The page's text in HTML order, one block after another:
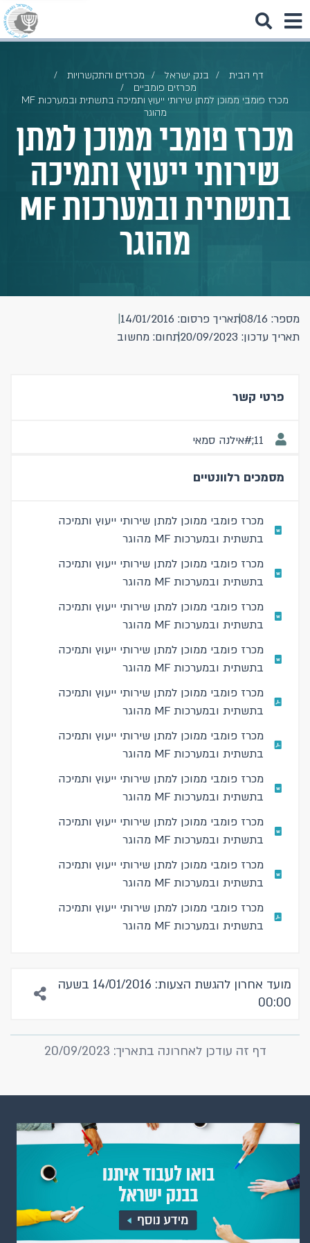
דף הבית בנק ישראל
מכרזים והתקשרויות
מכרזים פומביים
מכרז פומבי ממוכן למתן שירותי ייעוץ ותמיכה בתשתית ובמערכות MF
מהוגר
מכרז פומבי ממוכן למתן
שירותי ייעוץ ותמיכה
בתשתית ובמערכות MF
מהוגר
מספר: 08/16
תאריך פרסום: 14/01/2016
תאריך עדכון: 20/09/2023
תחום: מחשוב
פרטי קשר
11;#אילנה סמאי
מסמכים רלוונטיים
מכרז פומבי ממוכן למתן שירותי ייעוץ ותמיכה
בתשתית ובמערכות MF מהוגר
מכרז פומבי ממוכן למתן שירותי ייעוץ ותמיכה
בתשתית ובמערכות MF מהוגר
מכרז פומבי ממוכן למתן שירותי ייעוץ ותמיכה
בתשתית ובמערכות MF מהוגר
מכרז פומבי ממוכן למתן שירותי ייעוץ ותמיכה
בתשתית ובמערכות MF מהוגר
מכרז פומבי ממוכן למתן שירותי ייעוץ ותמיכה
בתשתית ובמערכות MF מהוגר
מכרז פומבי ממוכן למתן שירותי ייעוץ ותמיכה
בתשתית ובמערכות MF מהוגר
מכרז פומבי ממוכן למתן שירותי ייעוץ ותמיכה
בתשתית ובמערכות MF מהוגר
מכרז פומבי ממוכן למתן שירותי ייעוץ ותמיכה
בתשתית ובמערכות MF מהוגר
מכרז פומבי ממוכן למתן שירותי ייעוץ ותמיכה
בתשתית ובמערכות MF מהוגר
מכרז פומבי ממוכן למתן שירותי ייעוץ ותמיכה
בתשתית ובמערכות MF מהוגר
מועד אחרון להגשת הצעות: 14/01/2016 בשעה
00:00
דף זה עודכן לאחרונה בתאריך: 20/09/2023